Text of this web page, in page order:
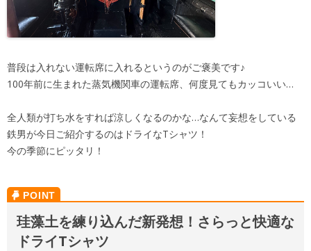
普段は入れない運転席に入れるというのがご褒美です♪
100年前に生まれた蒸気機関車の運転席、何度見てもカッコいい…
全人類が打ち水をすれば涼しくなるのかな…なんて妄想をしている
鉄男が今日ご紹介するのはドライなTシャツ！
今の季節にピッタリ！
珪藻土を練り込んだ新発想！さらっと快適な
ドライTシャツ